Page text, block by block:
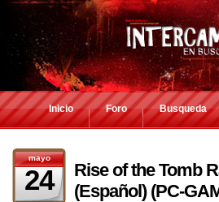
Inicio Foro Busqueda
mayo
24
Rise of the Tomb
(Español) (PC-